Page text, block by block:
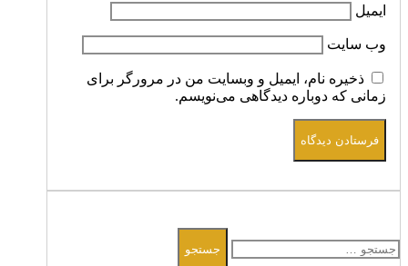
ایمیل
وب‌ سایت
ذخیره نام، ایمیل و وبسایت من در مرورگر برای
زمانی که دوباره دیدگاهی می‌نویسم.
فرستادن دیدگاه
برای:
جستجو